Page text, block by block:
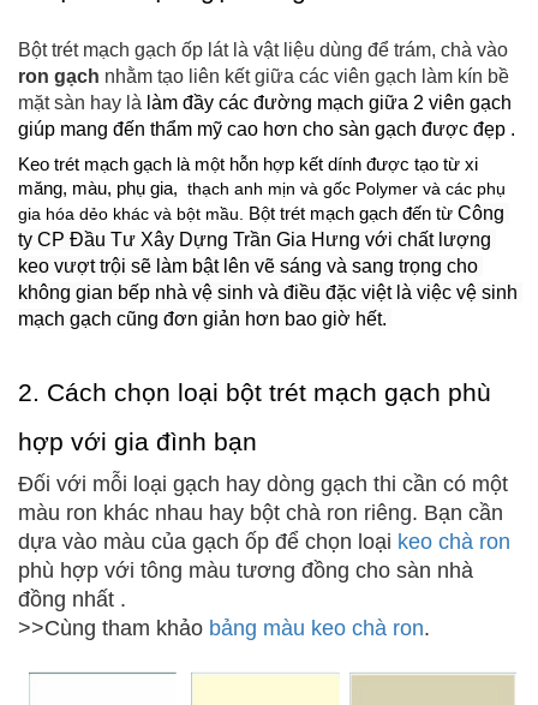
ron gạch nhằm tạo liên kết giữa các viên gạch làm kín bề
mặt sàn hay là làm đầy các đường mạch giữa 2 viên gạch
giúp mang đến thẩm mỹ cao hơn cho sàn gạch được đẹp .
Keo trét mạch gạch là một hỗn hợp kết dính được tạo từ xi
măng, màu, phụ gia, thạch anh mịn và gốc Polymer và các phụ
gia hóa dẻo khác và bột mầu. Bột trét mạch gạch đến từ Công
ty CP Đầu Tư Xây Dựng Trần Gia Hưng với chất lượng
keo vượt trội sẽ làm bật lên vẽ sáng và sang trọng cho
không gian bếp nhà vệ sinh và điều đặc việt là việc vệ sinh
mạch gạch cũng đơn giản hơn bao giờ hết.
2. Cách chọn loại bột trét mạch gạch phù
hợp với gia đình bạn
Đối với mỗi loại gạch hay dòng gạch thi cần có một
màu ron khác nhau hay bột chà ron riêng. Bạn cần
dựa vào màu của gạch ốp để chọn loại keo chà ron
phù hợp với tông màu tương đồng cho sàn nhà
đồng nhất .
>>Cùng tham khảo bảng màu keo chà ron.